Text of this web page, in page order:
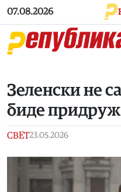
Skip to main content
07.08.2026
Зеленски не
биде
СВЕТ23.05.2026